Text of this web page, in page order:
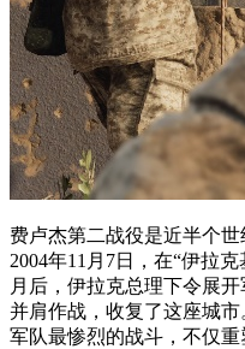
费卢杰第二战役是近半个世
2004年11月7日，在“伊拉
月后，伊拉克总理下令展
并肩作战，收复了这座城
军队最惨烈的战斗，不仅